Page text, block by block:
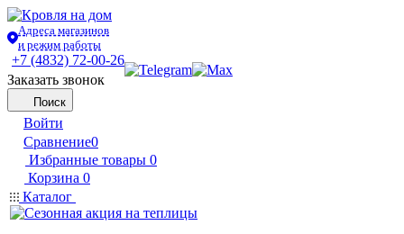
Адреса магазинов
и режим работы
+7 (4832) 72-00-26
Заказать звонок
Поиск
Войти
Сравнение0
Избранные товары 0
Корзина 0
Каталог